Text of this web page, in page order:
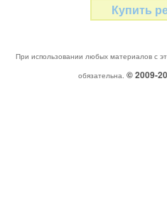
Купить
При использовании любых материалов с
обязательна. © 2009-